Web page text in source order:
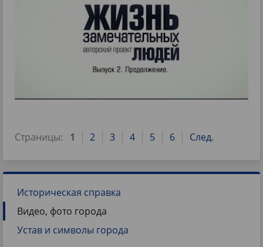
Страницы: 1 2 3 4 5 6 След.
Историческая справка
Видео, фото города
Устав и символы города